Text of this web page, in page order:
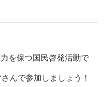
を保つ国民啓発活動で
んで参加しましょう！